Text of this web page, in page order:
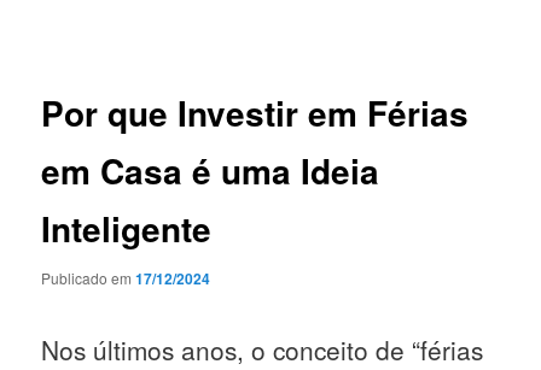
Por que Investir em Férias
em Casa é uma Ideia
Inteligente
Publicado em17/12/2024
Nos últimos anos, o conceito de “férias